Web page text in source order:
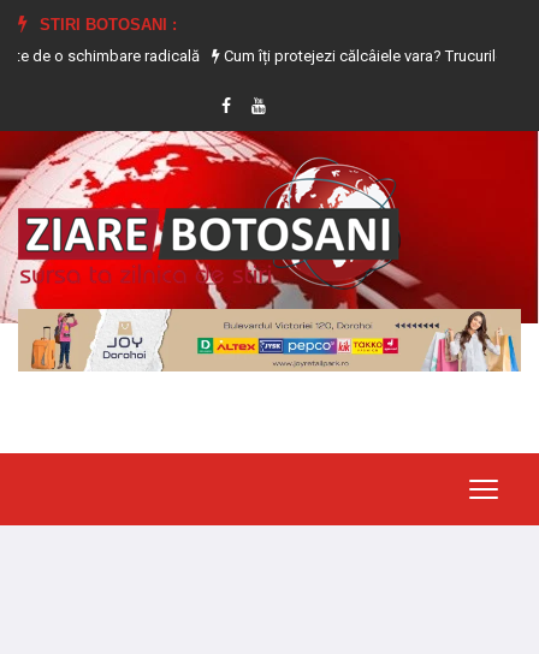
STIRI BOTOSANI :
radicală
Cum îți protejezi călcâiele vara? Trucurile care previn